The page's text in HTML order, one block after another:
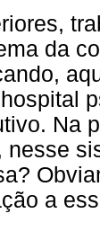
da
Na
nesse
a